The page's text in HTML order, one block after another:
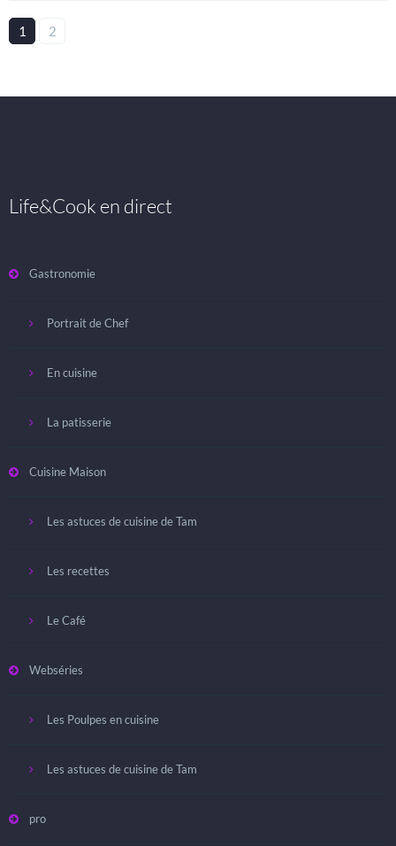
1 2
Life&Cook en direct
Gastronomie
Portrait de Chef
En cuisine
La patisserie
Cuisine Maison
Les astuces de cuisine de Tam
Les recettes
Le Café
Webséries
Les Poulpes en cuisine
Les astuces de cuisine de Tam
pro